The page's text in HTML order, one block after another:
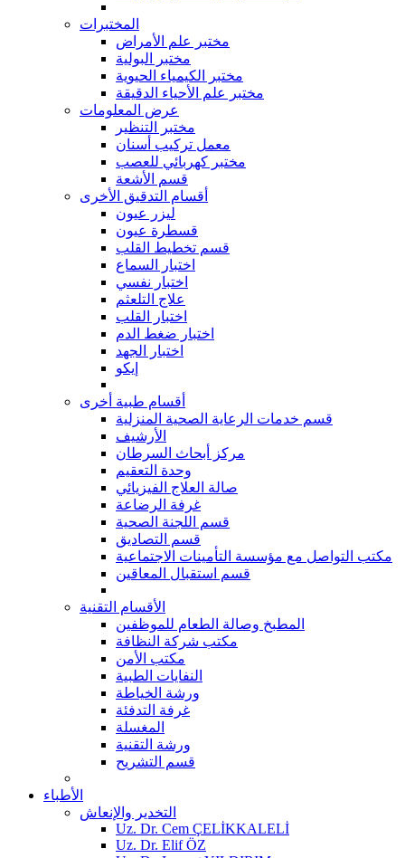
المختبرات
مختبر علم الأمراض
مختبر البولية
مختبر الكيمياء الحيوية
مختبر علم الأحياء الدقيقة
عرض المعلومات
مختبر التنظير
معمل تركيب أسنان
مختبر كهربائي للعصب
قسم الأشعة
أقسام التدقيق الأخرى
ليزر عيون
قسطرة عيون
قسم تخطيط القلب
اختبار السماع
اختبار نفسي
علاج التلعثم
اختبار القلب
اختبار ضغط الدم
اختبار الجهد
إيكو
أقسام طبية أخرى
قسم خدمات الرعاية الصحية المنزلية
الأرشيف
مركز أبحاث السرطان
وحدة التعقيم
صالة العلاج الفيزيائي
غرفة الرضاعة
قسم اللجنة الصحية
قسم التصاديق
مكتب التواصل مع مؤسسة التأمينات الاجتماعية
قسم استقبال المعاقين
الأقسام التقنية
المطبخ وصالة الطعام للموظفين
مكتب شركة النظافة
مكتب الأمن
النفايات الطبية
ورشة الخياطة
غرفة التدفئة
المغسلة
ورشة التقنية
قسم التشريح
الأطباء
التخدير والإنعاش
Uz. Dr. Cem ÇELİKKALELİ
Uz. Dr. Elif ÖZ